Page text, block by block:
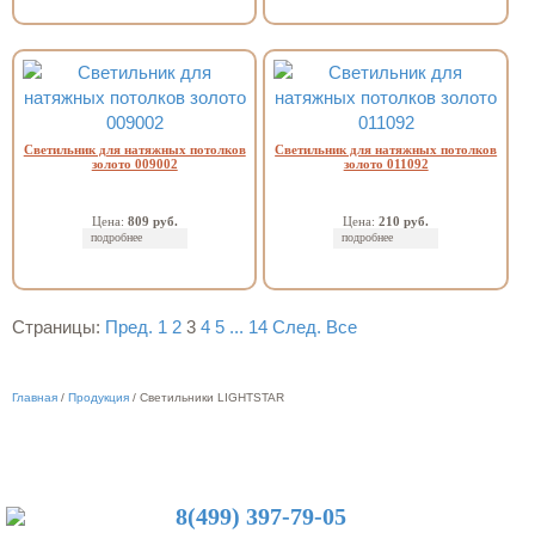
Светильник для натяжных потолков
золото 009002
Цена: 809 руб.
подробнее
Светильник для натяжных потолков
золото 011092
Цена:210 руб.
подробнее
Страницы: Пред. 1 2 3 4 5 ... 14 След. Все
Главная / Продукция / Светильники LIGHTSTAR
8(499) 397-79-05